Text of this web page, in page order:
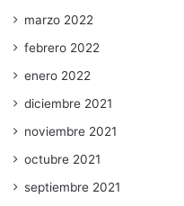
marzo 2022
febrero 2022
enero 2022
diciembre 2021
noviembre 2021
octubre 2021
septiembre 2021